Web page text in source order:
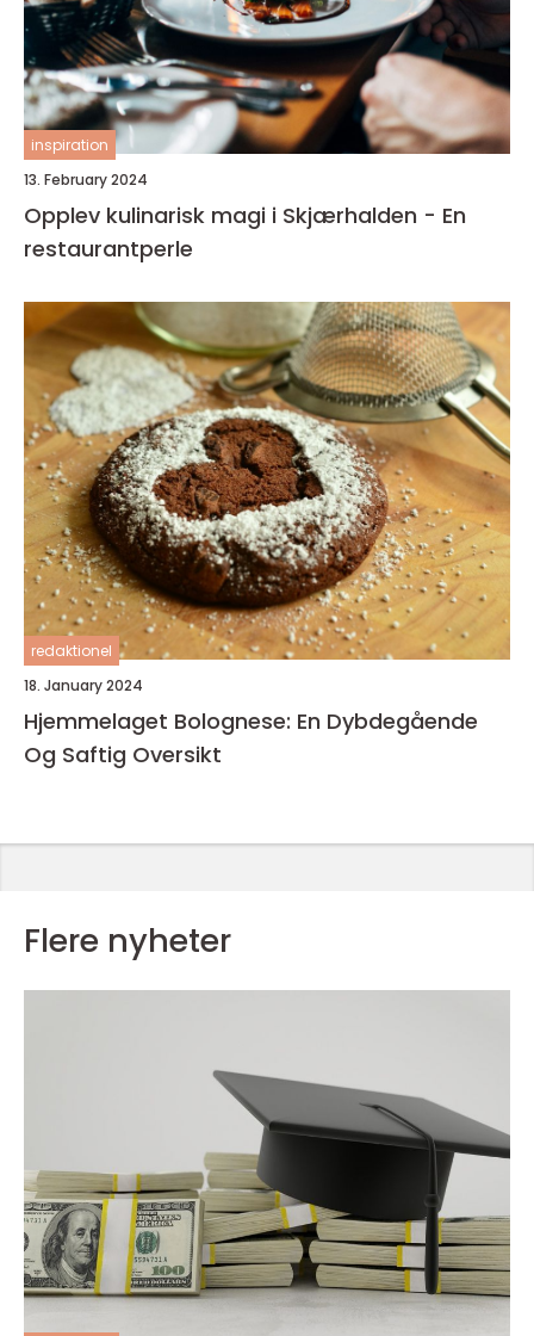
inspiration
13. February 2024
Opplev kulinarisk magi i Skjærhalden - En
restaurantperle
redaktionel
18. January 2024
Hjemmelaget Bolognese: En Dybdegående
Og Saftig Oversikt
Flere nyheter